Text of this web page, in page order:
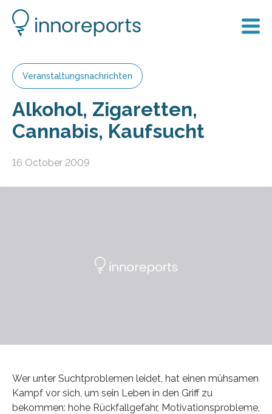
Veranstaltungsnachrichten
Alkohol, Zigaretten,
Cannabis, Kaufsucht
16 October 2009
Wer unter Suchtproblemen leidet, hat einen mühsamen
Kampf vor sich, um sein Leben in den Griff zu
bekommen: hohe Rückfallgefahr, Motivationsprobleme,